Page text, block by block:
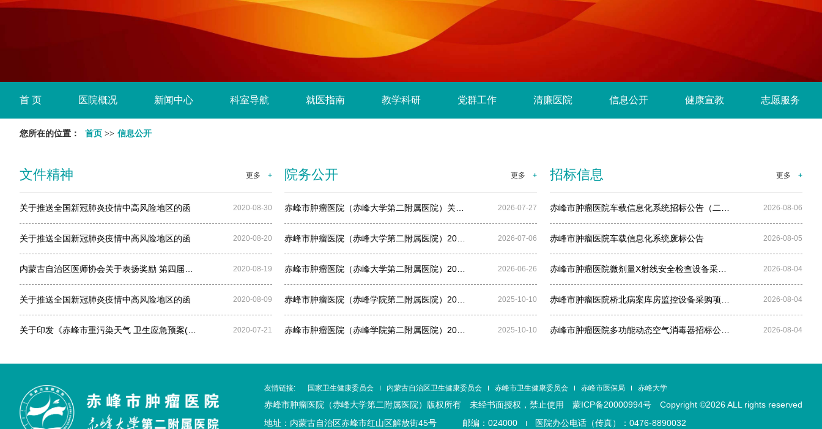
首 页 医院概况 新闻中心 科室导航 就医指南 教学科研 党群工作 清廉医院 信息公开 健康宣教 志愿服务
您所在的位置： 首页 >> 信息公开
文件精神 更多 +
2020-08-30
关于推送全国新冠肺炎疫情中高风险地区的函
2020-08-20
关于推送全国新冠肺炎疫情中高风险地区的函
2020-08-19
内蒙古自治区医师协会关于表扬奖励 第四届…
2020-08-09
关于推送全国新冠肺炎疫情中高风险地区的函
2020-07-21
关于印发《赤峰市重污染天气 卫生应急预案(…
院务公开 更多 +
2026-07-27
赤峰市肿瘤医院（赤峰大学第二附属医院）关…
2026-07-06
赤峰市肿瘤医院（赤峰大学第二附属医院）20…
2026-06-26
赤峰市肿瘤医院（赤峰大学第二附属医院）20…
2025-10-10
赤峰市肿瘤医院（赤峰学院第二附属医院）20…
2025-10-10
赤峰市肿瘤医院（赤峰学院第二附属医院）20…
招标信息 更多 +
2026-08-06
赤峰市肿瘤医院车载信息化系统招标公告（二…
2026-08-05
赤峰市肿瘤医院车载信息化系统废标公告
2026-08-04
赤峰市肿瘤医院微剂量X射线安全检查设备采…
2026-08-04
赤峰市肿瘤医院桥北病案库房监控设备采购项…
2026-08-04
赤峰市肿瘤医院多功能动态空气消毒器招标公…
友情链接: 国家卫生健康委员会 内蒙古自治区卫生健康委员会 赤峰市卫生健康委员会 赤峰市医保局 赤峰大学
赤峰市肿瘤医院（赤峰大学第二附属医院）版权所有 未经书面授权，禁止使用 蒙ICP备20000994号 Copyright ©2026 ALL rights reserved
地址：内蒙古自治区赤峰市红山区解放街45号 邮编：024000
医院办公电话（传真）：0476-8890032